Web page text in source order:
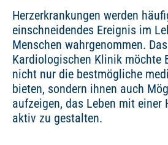
Herzerkrankungen werden
einschneidendes Ereignis im
Menschen wahrgenommen.
Kardiologischen Klinik möchte
nicht nur die bestmögliche
bieten, sondern ihnen auch
aufzeigen, das Leben mit einer
aktiv zu gestalten.